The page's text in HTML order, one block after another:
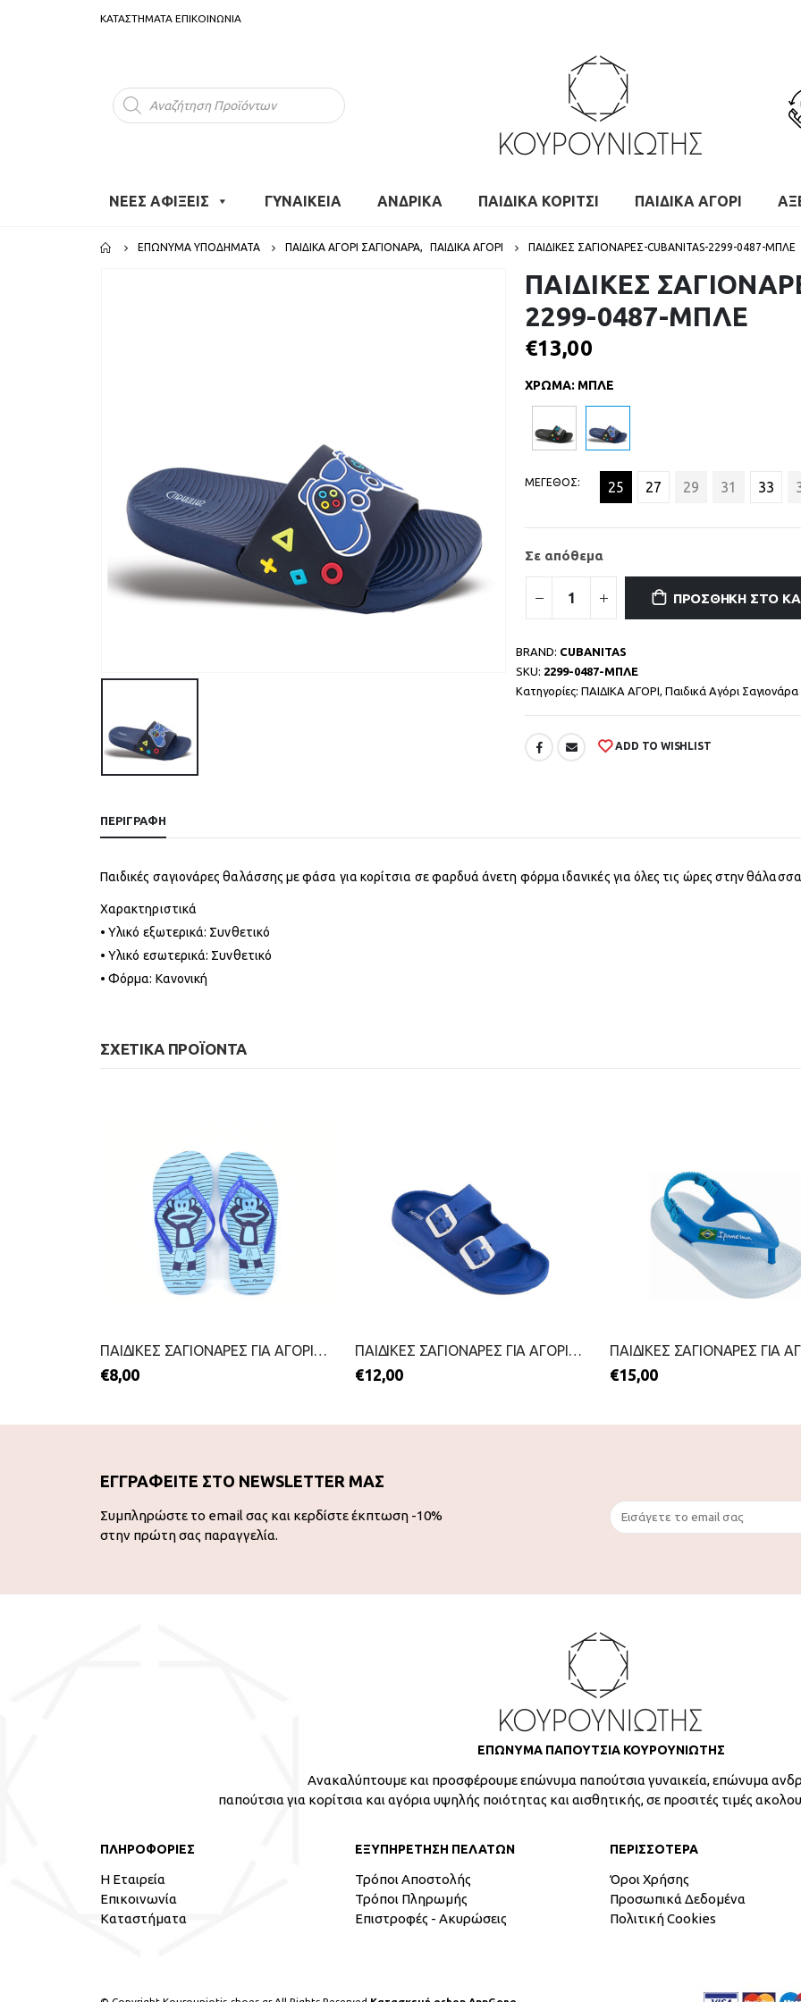
ΚΑΤΑΣΤΗΜΑΤΑ ΕΠΙΚΟΙΝΩΝΙΑ
Products
search
ΝΕΕΣ ΑΦΙΞΕΙΣ ΓΥΝΑΙΚΕΙΑ ΑΝΔΡΙΚΑ ΠΑΙΔΙΚΑ ΚΟΡΙΤΣΙ ΠΑΙΔΙΚΑ ΑΓΟΡΙ
ΕΠΏΝΥΜΑ ΥΠΟΔΉΜΑΤΑ ΠΑΙΔΙΚΆ ΑΓΌΡΙ ΣΑΓΙΟΝΆΡΑ, ΠΑΙΔΙΚΑ ΑΓΟΡΙ ΠΑΙΔΙΚΕΣ ΣΑΓΙΟΝΑΡΕΣ-CUBANITAS-2299-0487-ΜΠΛΕ
ΠΑΙΔΙΚΕΣ
2299-0487-ΜΠΛΕ
€13,00
ΧΡΩΜΑ: ΜΠΛΕ
ΜΕΓΕΘΟΣ 25 27 29 31 33
Σε απόθεμα
ΠΡΟΣΘΉΚΗ ΣΤΟ
BRAND: CUBANITAS
SKU: 2299-0487-ΜΠΛΕ
Κατηγορίες: ΠΑΙΔΙΚΑ ΑΓΟΡΙ, Παιδικά Αγόρι Σαγιονάρα
ADD TO WISHLIST
ΠΕΡΙΓΡΑΦΉ
Παιδικές σαγιονάρες θαλάσσης με φάσα για κορίτσια σε φαρδυά άνετη φόρμα ιδανικές για όλες τις ώρες στην
Χαρακτηριστικά
• Υλικό εξωτερικά: Συνθετικό
• Υλικό εσωτερικά: Συνθετικό
• Φόρμα: Κανονική
ΣΧΕΤΙΚΆ ΠΡΟΪΌΝΤΑ
ΠΑΙΔΙΚΕΣ ΣΑΓΙΟΝΑΡΕΣ ΓΙΑ ΑΓΟΡΙΑ-STAMION-2199-0697-ΜΠΛΕ
€8,00
ΠΑΙΔΙΚΕΣ ΣΑΓΙΟΝΑΡΕΣ ΓΙΑ ΑΓΟΡΙΑ-MITSUKO-2299-0028-ΜΠΛΕ
€12,00 €15,00
ΕΓΓΡΑΦΕΙΤΕ ΣΤΟ NEWSLETTER ΜΑΣ
Συμπληρώστε το email σας και κερδίστε έκπτωση -10%
στην πρώτη σας παραγγελία.
ΕΠΩΝΥΜΑ ΠΑΠΟΥΤΣΙΑ ΚΟΥΡΟΥΝΙΩΤΗΣ
Ανακαλύπτουμε και προσφέρουμε επώνυμα παπούτσια γυναικεία, επώνυμα
παπούτσια για κορίτσια και αγόρια υψηλής ποιότητας και αισθητικής, σε προσιτές τιμές
ΠΛΗΡΟΦΟΡΙΕΣ
Η Εταιρεία
Επικοινωνία
Καταστήματα
ΕΞΥΠΗΡΕΤΗΣΗ ΠΕΛΑΤΩΝ
Τρόποι Αποστολής
Τρόποι Πληρωμής
Επιστροφές - Ακυρώσεις
ΠΕΡΙΣΣΟΤΕΡΑ
Όροι Χρήσης
Προσωπικά Δεδομένα
Πολιτική Cookies